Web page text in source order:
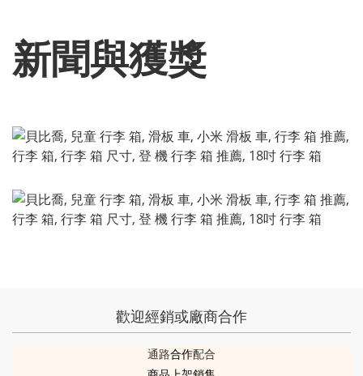
新聞與獲獎
歡迎經銷或廠商合作
通路合作配合